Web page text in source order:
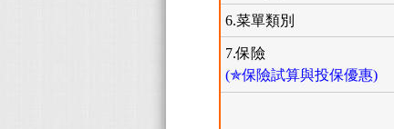
6.菜單類別
7.保險
(✯保險試算與投保優惠)